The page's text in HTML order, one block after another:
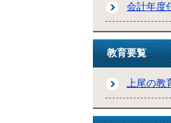
会計年度
教育要覧
上尾の教